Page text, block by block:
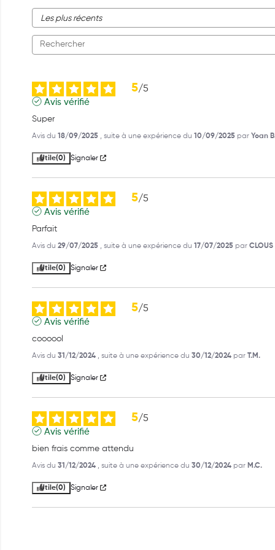
5/5
Avis vérifié
Super
Avis du 18/09/2025 , suite à une expérience du 10/09/2025 par Yoan
Utile(0) Signaler
5/5
Avis vérifié
Parfait
Avis du 29/07/2025 , suite à une expérience du 17/07/2025 par CLOUS
Utile(0) Signaler
5/5
Avis vérifié
coooool
Avis du 31/12/2024 , suite à une expérience du 30/12/2024 par T.M.
Utile(0) Signaler
5/5
Avis vérifié
bien frais comme attendu
Avis du 31/12/2024 , suite à une expérience du 30/12/2024 par M.C.
Utile(0) Signaler